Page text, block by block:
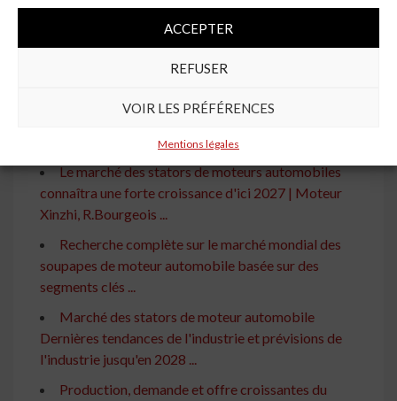
ACCEPTER
REFUSER
VOIR LES PRÉFÉRENCES
Mentions légales
Téléphone: + 1-617-230-0741
Marché des stators de moteurs automobiles 2021:
mondial avec COVID ...
Le marché des stators de moteurs automobiles
connaîtra une forte croissance d'ici 2027 | Moteur
Xinzhi, R.Bourgeois ...
Recherche complète sur le marché mondial des
soupapes de moteur automobile basée sur des
segments clés ...
Marché des stators de moteur automobile
Dernières tendances de l'industrie et prévisions de
l'industrie jusqu'en 2028 ...
Production, demande et offre croissantes du